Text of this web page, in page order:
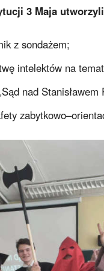
3 Maja
z sondażem;
intelektów na
nad Stanisławem